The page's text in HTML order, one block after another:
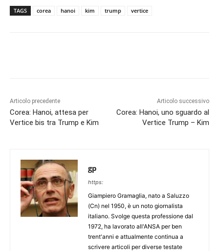
TAGS corea hanoi kim trump vertice
Articolo precedente
Corea: Hanoi, attesa per
Vertice bis tra Trump e Kim
Articolo successivo
Corea: Hanoi, uno sguardo al
Vertice Trump – Kim
gp
https:
Giampiero Gramaglia, nato a Saluzzo
(Cn) nel 1950, è un noto giornalista
italiano. Svolge questa professione dal
1972, ha lavorato all'ANSA per ben
trent'anni e attualmente continua a
scrivere articoli per diverse testate